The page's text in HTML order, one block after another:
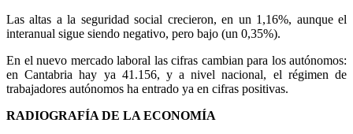
Las altas a la seguridad social crecieron, en un 1,16%, aunque el
interanual sigue siendo negativo, pero bajo (un 0,35%).
En el nuevo mercado laboral las cifras cambian para los autónomos:
en Cantabria hay ya 41.156, y a nivel nacional, el régimen de
trabajadores autónomos ha entrado ya en cifras positivas.
RADIOGRAFÍA DE LA ECONOMÍA